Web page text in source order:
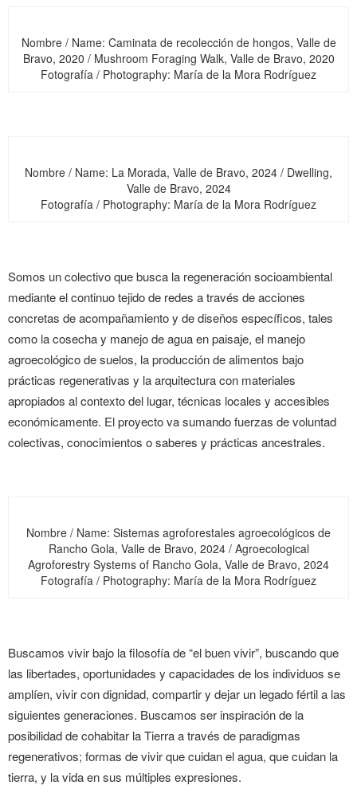
Nombre / Name: Caminata de recolección de hongos, Valle de
Bravo, 2020 / Mushroom Foraging Walk, Valle de Bravo, 2020
Fotografía / Photography: María de la Mora Rodríguez
Nombre / Name: La Morada, Valle de Bravo, 2024 / Dwelling,
Valle de Bravo, 2024
Fotografía / Photography: María de la Mora Rodríguez
Somos un colectivo que busca la regeneración socioambiental
mediante el continuo tejido de redes a través de acciones
concretas de acompañamiento y de diseños específicos, tales
como la cosecha y manejo de agua en paisaje, el manejo
agroecológico de suelos, la producción de alimentos bajo
prácticas regenerativas y la arquitectura con materiales
apropiados al contexto del lugar, técnicas locales y accesibles
económicamente. El proyecto va sumando fuerzas de voluntad
colectivas, conocimientos o saberes y prácticas ancestrales.
Nombre / Name: Sistemas agroforestales agroecológicos de
Rancho Gola, Valle de Bravo, 2024 / Agroecological
Agroforestry Systems of Rancho Gola, Valle de Bravo, 2024
Fotografía / Photography: María de la Mora Rodríguez
Buscamos vivir bajo la filosofía de “el buen vivir”, buscando que
las libertades, oportunidades y capacidades de los individuos se
amplíen, vivir con dignidad, compartir y dejar un legado fértil a las
siguientes generaciones. Buscamos ser inspiración de la
posibilidad de cohabitar la Tierra a través de paradigmas
regenerativos; formas de vivir que cuidan el agua, que cuidan la
tierra, y la vida en sus múltiples expresiones.